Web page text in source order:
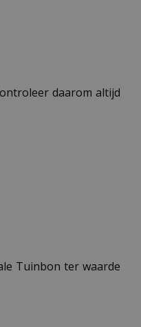
daarom altijd
Tuinbon ter waarde